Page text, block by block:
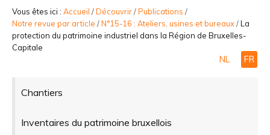
PARTICIPER
avancée…
Vous êtes ici : Accueil /Découvrir/Publications /
Notre revue par article /N°15-16 : Ateliers, usines et bureaux/La
protection du patrimoine industriel dans la Région de Bruxelles-
Capitale
NL FR
Chantiers
Inventaires du patrimoine bruxellois